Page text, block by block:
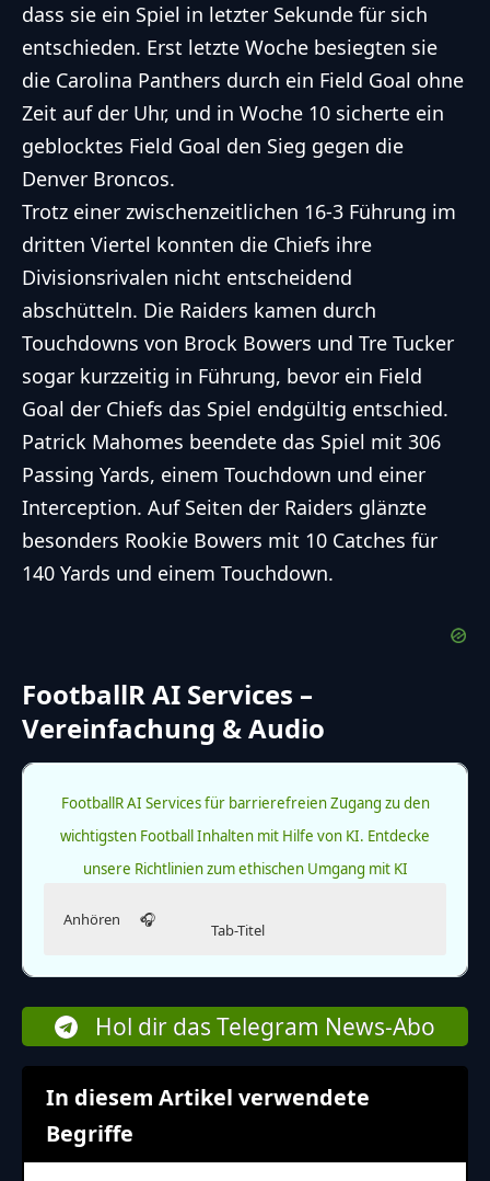
dass sie ein Spiel in letzter Sekunde für sich
entschieden. Erst letzte Woche besiegten sie
die Carolina Panthers durch ein Field Goal ohne
Zeit auf der Uhr, und in Woche 10 sicherte ein
geblocktes Field Goal den Sieg gegen die
Denver Broncos.
Trotz einer zwischenzeitlichen 16-3 Führung im
dritten Viertel konnten die Chiefs ihre
Divisionsrivalen nicht entscheidend
abschütteln. Die Raiders kamen durch
Touchdowns von Brock Bowers und Tre Tucker
sogar kurzzeitig in Führung, bevor ein Field
Goal der Chiefs das Spiel endgültig entschied.
Patrick Mahomes beendete das Spiel mit 306
Passing Yards, einem Touchdown und einer
Interception. Auf Seiten der Raiders glänzte
besonders Rookie Bowers mit 10 Catches für
140 Yards und einem Touchdown.
FootballR AI Services –
Vereinfachung & Audio
FootballR AI Services für barrierefreien Zugang zu den
wichtigsten Football Inhalten mit Hilfe von KI. Entdecke
unsere Richtlinien zum ethischen Umgang mit KI
Anhören 🎧
Tab-Titel
Hinweis
erzeugt und wird stetig weiterentwickelt. Wir
freuen uns überdein Feedback.
Chiefs gewinnen gegen Raiders
Die Kansas City Chiefs haben ein wichtiges Spiel
Das Spiel war sehr spannend.
Hol dir das Telegram News-Abo
In diesem Artikel verwendete
Begriffe